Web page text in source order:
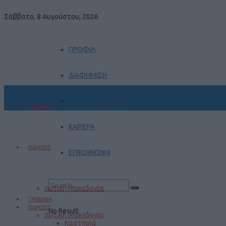
Σάββατο, 8 Αυγούστου, 2026
ΠΡΟΦΙΛ
ΔΙΑΦΗΜΙΣΗ
ΚΑΡΙΕΡΑ
ΕΠΙΚΟΙΝΩΝΙΑ
No Result
ΓΡΕΒΕΝΑ
ΕΙΔΗΣΕΙΣ
Δυτική Μακεδονία
ΓΡΕΒΕΝΑ
ΕΙΔΗΣΕΙΣ
Δυτική Μακεδονία
Καστοριά